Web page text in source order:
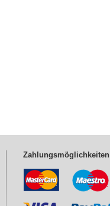
Zahlungsmöglichkeiten